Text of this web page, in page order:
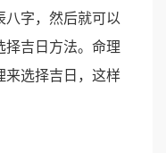
字，然后就可以
吉日方法。命理
来选择吉日，这样